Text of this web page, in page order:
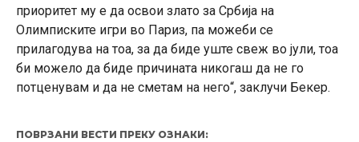
приоритет му е да освои злато за Србија на
Олимписките игри во Париз, па можеби се
прилагодува на тоа, за да биде уште свеж во јули, тоа
би можело да биде причината никогаш да не го
потценувам и да не сметам на него“, заклучи Бекер.
ПОВРЗАНИ ВЕСТИ ПРЕКУ ОЗНАКИ: